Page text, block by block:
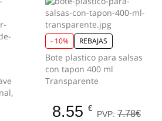
- 10% REBAJAS
Bote plastico para salsas
con tapon 400 ml
Transparente
8.55 €
PVP: 7.78€